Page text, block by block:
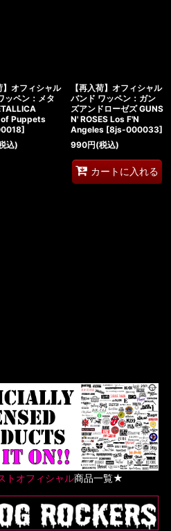
】オフィシャル
ッペン：メタ
Puppets
]
込)
【再入荷】オフィシャル
バンド ワッペン：ガン
ズアンドローゼズ GUNS
N' ROSES Los F'N
Angeles [8js-000033]
990円(税込)
カートに入れる
トオフィシャル商品一覧★